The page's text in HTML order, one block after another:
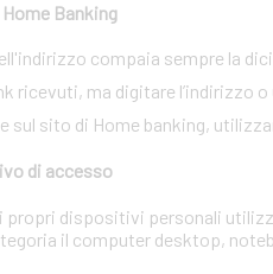
Banking
compaia sempre la
ricevuti, ma digitare l’indirizzo
sul sito di Home banking,
di accesso
propri dispositivi personali
il computer desktop,